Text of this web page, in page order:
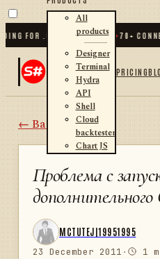
FOR .NET AND PYTHON✦70+
All
products
Designer
Terminal
Hydra
API
Shell
Cloud
backtester
Chart JS
PRICING
← Back
Проблема с
MCTUTEJ|19951995
23 December 2011 · 1